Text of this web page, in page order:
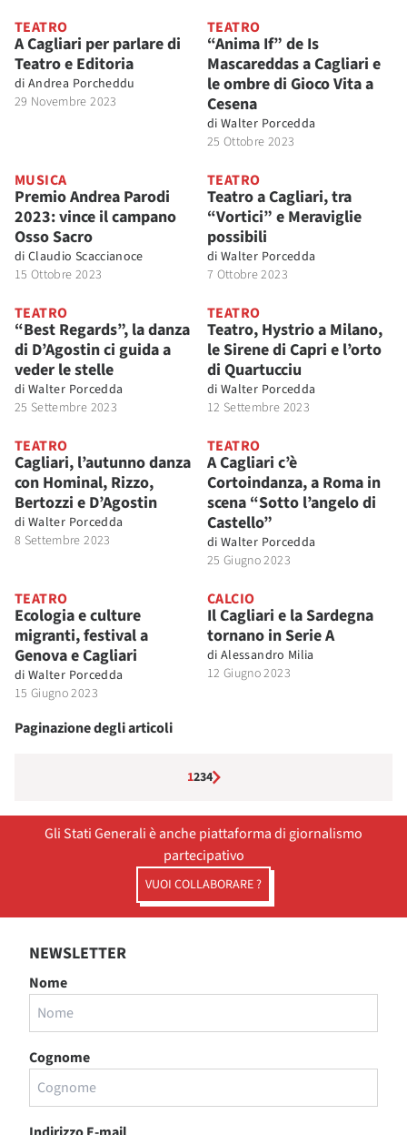
TEATRO
A Cagliari per parlare di
Teatro e Editoria
di Andrea Porcheddu
29 Novembre 2023
TEATRO
“Anima If” de Is
Mascareddas a Cagliari e
le ombre di Gioco Vita a
Cesena
di Walter Porcedda
25 Ottobre 2023
MUSICA
Premio Andrea Parodi
2023: vince il campano
Osso Sacro
di Claudio Scaccianoce
15 Ottobre 2023
TEATRO
Teatro a Cagliari, tra
“Vortici” e Meraviglie
possibili
di Walter Porcedda
7 Ottobre 2023
TEATRO
“Best Regards”, la danza
di D’Agostin ci guida a
veder le stelle
di Walter Porcedda
25 Settembre 2023
TEATRO
Teatro, Hystrio a Milano,
le Sirene di Capri e l’orto
di Quartucciu
di Walter Porcedda
12 Settembre 2023
TEATRO
Cagliari, l’autunno danza
con Hominal, Rizzo,
Bertozzi e D’Agostin
di Walter Porcedda
8 Settembre 2023
TEATRO
A Cagliari c’è
Cortoindanza, a Roma in
scena “Sotto l’angelo di
Castello”
di Walter Porcedda
25 Giugno 2023
TEATRO
Ecologia e culture
migranti, festival a
Genova e Cagliari
di Walter Porcedda
15 Giugno 2023
CALCIO
Il Cagliari e la Sardegna
tornano in Serie A
di Alessandro Milia
12 Giugno 2023
Paginazione degli articoli
1234
Gli Stati Generali è anche piattaforma di giornalismo
partecipativo
VUOI COLLABORARE ?
NEWSLETTER
Nome
Cognome